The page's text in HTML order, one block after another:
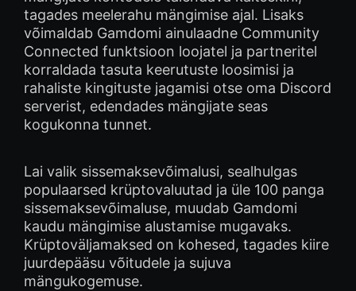
tagades meelerahu mängimise ajal. Lisaks
võimaldab Gamdomi ainulaadne Community
Connected funktsioon loojatel ja partneritel
korraldada tasuta keerutuste loosimisi ja
rahaliste kingituste jagamisi otse oma Discord
serverist, edendades mängijate seas
kogukonna tunnet.
Lai valik sissemaksevõimalusi, sealhulgas
populaarsed krüptovaluutad ja üle 100 panga
sissemaksevõimaluse, muudab Gamdomi
kaudu mängimise alustamise mugavaks.
Krüptoväljamaksed on kohesed, tagades kiire
juurdepääsu võitudele ja sujuva
mängukogemuse.